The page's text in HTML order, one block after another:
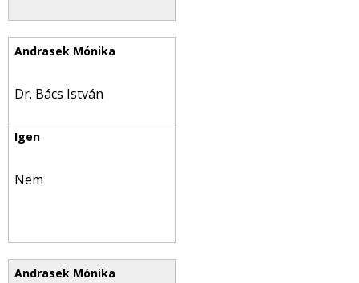
Dr. Bács István
Nem